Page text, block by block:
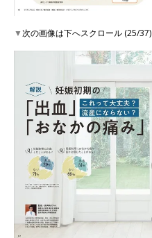
▼次の画像は下へスクロール (25/37)